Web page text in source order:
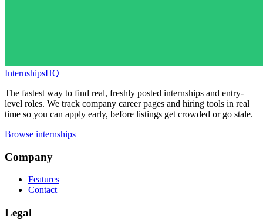
InternshipsHQ
The fastest way to find real, freshly posted internships and entry-
level roles. We track company career pages and hiring tools in real
time so you can apply early, before listings get crowded or go stale.
Browse internships
Company
Features
Contact
Legal